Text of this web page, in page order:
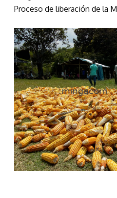
Proceso de liberación de la